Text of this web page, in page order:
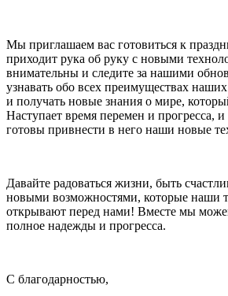
Мы приглашаем вас готовиться к
приходит рука об руку с новыми
внимательны и следите за нашими
узнавать обо всех преимуществах
и получать новые знания о мире,
Наступает время перемен и прогресса,
готовы привнести в него наши новые
Давайте радоваться жизни, быть
новыми возможностями, которые наши
открывают перед нами! Вместе мы
полное надежды и прогресса.
С благодарностью,